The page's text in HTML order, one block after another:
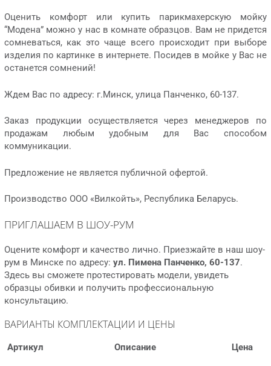
Оценить комфорт или купить парикмахерскую мойку
“Модена” можно у нас в комнате образцов. Вам не придется
сомневаться, как это чаще всего происходит при выборе
изделия по картинке в интернете. Посидев в мойке у Вас не
останется сомнений!
Ждем Вас по адресу: г.Минск, улица Панченко, 60-137.
Заказ продукции осуществляется через менеджеров по
продажам любым удобным для Вас способом
коммуникации.
Предложение не является публичной офертой.
Производство ООО «Вилкойть», Республика Беларусь.
ПРИГЛАШАЕМ В ШОУ-РУМ
Оцените комфорт и качество лично. Приезжайте в наш шоу-
рум в Минске по адресу: ул. Пимена Панченко, 60-137.
Здесь вы сможете протестировать модели, увидеть
образцы обивки и получить профессиональную
консультацию.
ВАРИАНТЫ КОМПЛЕКТАЦИИ И ЦЕНЫ
Артикул Описание Цена